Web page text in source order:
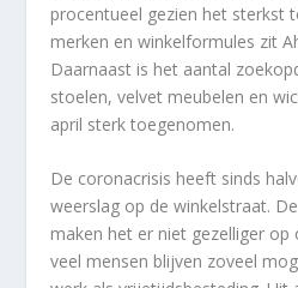
procentueel gezien het sterkst
merken en winkelformules zit
Daarnaast is het aantal
stoelen, velvet meubelen en
april sterk toegenomen.
De coronacrisis heeft sinds
weerslag op de winkelstraat.
maken het er niet gezelliger op
veel mensen blijven zoveel